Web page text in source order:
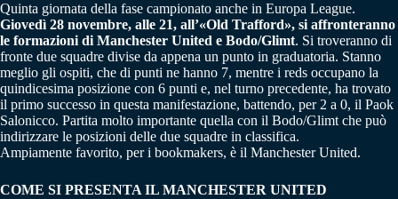
Quinta giornata della fase campionato anche in Europa League.
Giovedì 28 novembre, alle 21, all’«Old Trafford», si affronteranno
le formazioni di Manchester United e Bodo/Glimt. Si troveranno di
fronte due squadre divise da appena un punto in graduatoria. Stanno
meglio gli ospiti, che di punti ne hanno 7, mentre i reds occupano la
quindicesima posizione con 6 punti e, nel turno precedente, ha trovato
il primo successo in questa manifestazione, battendo, per 2 a 0, il Paok
Salonicco. Partita molto importante quella con il Bodo/Glimt che può
indirizzare le posizioni delle due squadre in classifica.
Ampiamente favorito, per i bookmakers, è il Manchester United.
COME SI PRESENTA IL MANCHESTER UNITED